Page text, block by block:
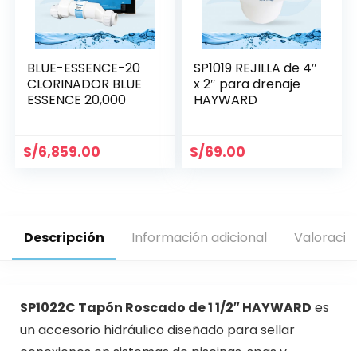
BLUE-ESSENCE-20
CLORINADOR BLUE
ESSENCE 20,000
S/6,859.00
SP1019 REJILLA de 4″
x 2″ para drenaje
HAYWARD
S/69.00
Descripción Información adicional
SP1022C Tapón Roscado de 1 1/2″ HAYWARD es
un accesorio hidráulico diseñado para sellar